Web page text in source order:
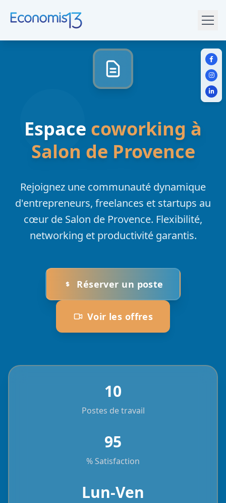
Skip to content
Espace coworking à
Salon de Provence
Rejoignez une communauté dynamique
d'entrepreneurs, freelances et startups au
cœur de Salon de Provence. Flexibilité,
networking et productivité garantis.
Réserver un poste
Voir les offres
10
Postes de travail
95
% Satisfaction
Lun-Ven